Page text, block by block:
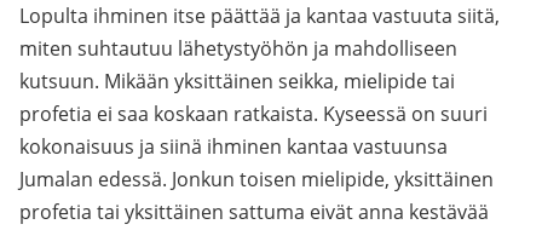
Lopulta ihminen itse päättää ja kantaa vastuuta siitä,
miten suhtautuu lähetystyöhön ja mahdolliseen
kutsuun. Mikään yksittäinen seikka, mielipide tai
profetia ei saa koskaan ratkaista. Kyseessä on suuri
kokonaisuus ja siinä ihminen kantaa vastuunsa
Jumalan edessä. Jonkun toisen mielipide, yksittäinen
profetia tai yksittäinen sattuma eivät anna kestävää